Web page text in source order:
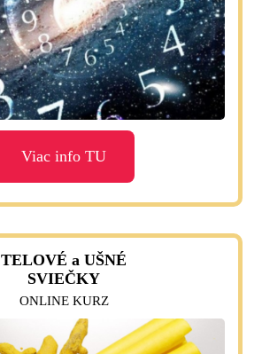
Viac info TU
TELOVÉ a UŠNÉ
SVIEČKY
ONLINE KURZ